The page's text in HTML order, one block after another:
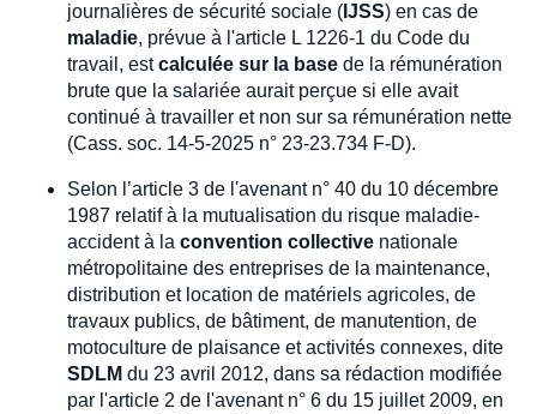
journalières de sécurité sociale ( IJSS) en cas de
maladie, prévue à l'article L 1226-1 du Code du
travail, estcalculée sur la base de la rémunération
brute que la salariée aurait perçue si elle avait
continué à travailler et non sur sa rémunération nette
(Cass. soc. 14-5-2025 n° 23-23.734 F-D).
Selon l’article 3 de l'avenant n° 40 du 10 décembre
1987 relatif à la mutualisation du risque maladie-
accident à la convention collective nationale
métropolitaine des entreprises de la maintenance,
distribution et location de matériels agricoles, de
travaux publics, de bâtiment, de manutention, de
motoculture de plaisance et activités connexes, dite
SDLM du 23 avril 2012, dans sa rédaction modifiée
par l'article 2 de l'avenant n° 6 du 15 juillet 2009, en